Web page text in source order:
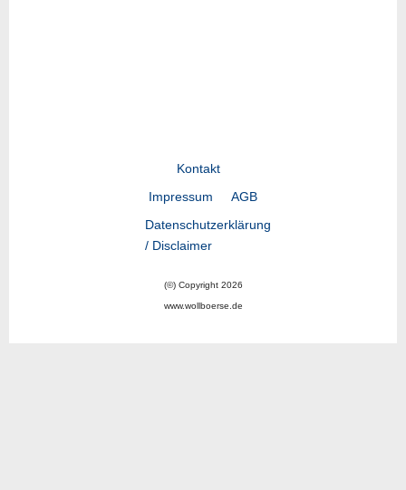
Kontakt
Impressum
AGB
Datenschutzerklärung
/ Disclaimer
(©) Copyright 2026
www.wollboerse.de